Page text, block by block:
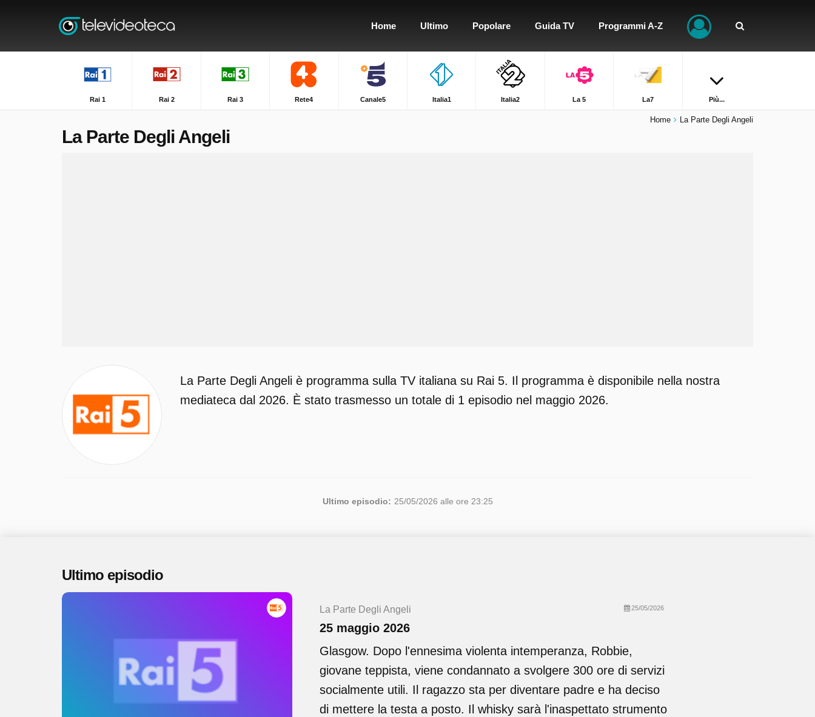
Home Ultimo Popolare Guida TV Programmi A-Z
Rai 1 Rai 2 Rai 3 Rete4 Canale5 Italia1 Italia2 La 5 La7 Più...
Home La Parte Degli Angeli
La Parte Degli Angeli
La Parte Degli Angeli è programma sulla TV italiana su Rai 5. Il programma è disponibile nella nostra
mediateca dal 2026. È stato trasmesso un totale di 1 episodio nel maggio 2026.
Ultimo episodio: 25/05/2026 alle ore 23:25
Ultimo episodio
La Parte Degli Angeli 25/05/2026
25 maggio 2026
Glasgow. Dopo l'ennesima violenta intemperanza, Robbie,
giovane teppista, viene condannato a svolgere 300 ore di servizi
socialmente utili. Il ragazzo sta per diventare padre e ha deciso
di mettere la testa a posto. Il whisky sarà l'inaspettato strumento